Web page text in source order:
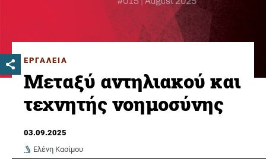
ΕΡΓΑΛΕΙΑ
Μεταξύ αντηλιακού και
τεχνητής νοημοσύνης
03.09.2025
Ελένη Κασίμου